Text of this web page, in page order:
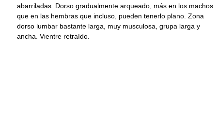
abarriladas. Dorso gradualmente arqueado, más en los machos
que en las hembras que incluso, pueden tenerlo plano. Zona
dorso lumbar bastante larga, muy musculosa, grupa larga y
ancha. Vientre retraído.